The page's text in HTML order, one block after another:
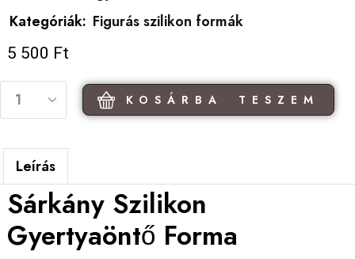
Kategóriák: Figurás szilikon formák
5 500 Ft
KOSÁRBA TESZEM
Leírás
Sárkány Szilikon
Gyertyaöntő Forma